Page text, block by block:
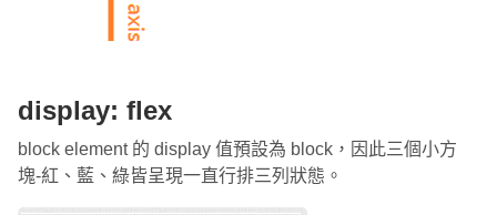
display: flex
block element 的 display 值預設為 block，因此三個小方
塊-紅、藍、綠皆呈現一直行排三列狀態。